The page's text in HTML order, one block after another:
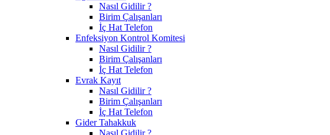
Nasıl Gidilir ?
Birim Çalışanları
İç Hat Telefon
Enfeksiyon Kontrol Komitesi
Nasıl Gidilir ?
Birim Çalışanları
İç Hat Telefon
Evrak Kayıt
Nasıl Gidilir ?
Birim Çalışanları
İç Hat Telefon
Gider Tahakkuk
Nasıl Gidilir ?